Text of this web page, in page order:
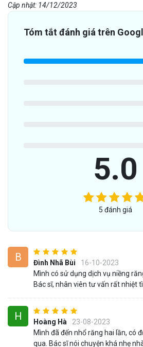
Cập nhật: 14/12/2023
Tóm tắt đánh giá trên
5.0
5 đánh giá
B Đình Nhã Bùi
16-10-2023
Mình có sử dụng dịch vụ niềng
Bác sĩ, nhân viên tư vấn rất nhiệt
H Hoàng Hà
23-08-2023
Mình đã đến nhổ răng hai lần, có
qua. Bác sĩ nói chuyện khá nhẹ